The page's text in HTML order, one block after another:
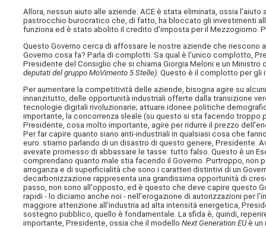
Allora, nessun aiuto alle aziende: ACE è stata eliminata, ossia
pastrocchio burocratico che, di fatto, ha bloccato gli investimenti
funziona ed è stato abolito il credito d'imposta per il Mezzogiorno.
Questo Governo cerca di affossare le nostre aziende che riescono
Governo cosa fa? Parla di complotti. Sa qual è l'unico complotto,
Presidente del Consiglio che si chiama Giorgia Meloni e un
deputati del gruppo MoVimento 5 Stelle) . Questo è il complotto per gli
Per aumentare la competitività delle aziende, bisogna agire su
innanzitutto, delle opportunità industriali offerte dalla transizione
tecnologie digitali rivoluzionarie; attuare idonee politiche
importante, la concorrenza sleale (su questo si sta facendo troppo
Presidente, cosa molto importante, agire per ridurre il prezzo
Per far capire quanto siano anti-industriali in qualsiasi cosa che
euro: stiamo parlando di un disastro di questo genere, Presidente.
avevate promesso di abbassare le tasse: tutto falso. Questo è un
comprendano quanto male stia facendo il Governo. Purtroppo,
arroganza e di superficialità che sono i caratteri distintivi di un
decarbonizzazione rappresenta una grandissima opportunità di
passo, non sono all'opposto, ed è questo che deve capire questo
rapidi - lo diciamo anche noi - nell'erogazione di autorizzazioni per
maggiore attenzione all'industria ad alta intensità energetica,
sostegno pubblico, quello è fondamentale. La sfida è, quindi,
importante, Presidente, ossia che il modelloNext Generation EUè un